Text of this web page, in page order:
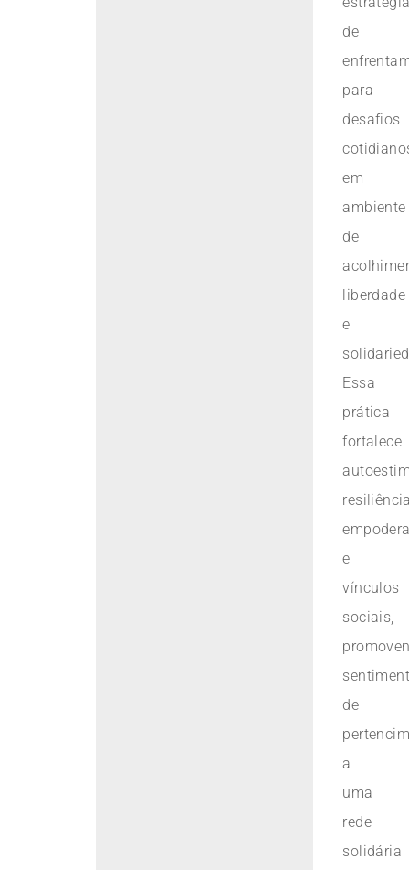
de
para
desafios
em
ambiente
de
liberdade
e
Essa
prática
fortalece
e
vínculos
sociais,
de
a
uma
rede
solidária